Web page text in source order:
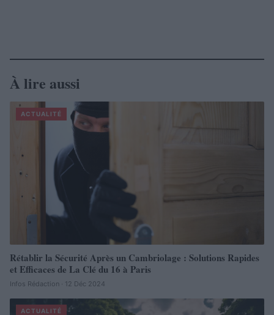
À lire aussi
ACTUALITÉ
Rétablir la Sécurité Après un Cambriolage : Solutions Rapides
et Efficaces de La Clé du 16 à Paris
Infos Rédaction · 12 Déc 2024
ACTUALITÉ